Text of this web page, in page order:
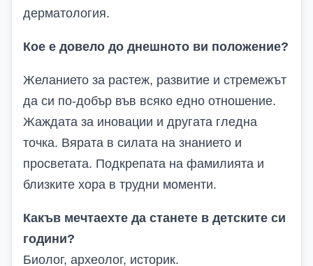
дерматология.
Кое е довело до днешното ви положение?
Желанието за растеж, развитие и стремежът
да си по-добър във всяко едно отношение.
Жаждата за иновации и другата гледна
точка. Вярата в силата на знанието и
просветата. Подкрепата на фамилията и
близките хора в трудни моменти.
Какъв мечтаехте да станете в детските си
години?
Биолог, археолог, историк.